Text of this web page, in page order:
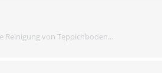
Reinigung von Teppichboden...